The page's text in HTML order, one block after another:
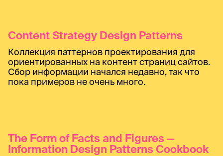
Content Strategy Design Patterns
Коллекция паттернов проектирования для
ориентированных на контент страниц сайтов.
Сбор информации начался недавно, так что
пока примеров не очень много.
The Form of Facts and Figures —
Information Design Patterns Cookbook